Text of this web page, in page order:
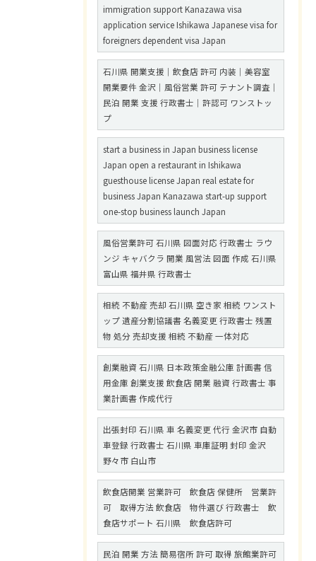
immigration support Kanazawa visa
application service Ishikawa Japanese visa for
foreigners dependent visa Japan
石川県 開業支援｜飲食店 許可 内装｜美容室
開業要件 金沢｜風俗営業 許可 テナント調査｜
民泊 開業 支援 行政書士｜許認可 ワンストッ
プ
start a business in Japan business license
Japan open a restaurant in Ishikawa
guesthouse license Japan real estate for
business Japan Kanazawa start-up support
one-stop business launch Japan
風俗営業許可 石川県 図面対応 行政書士 ラウ
ンジ キャバクラ 開業 風営法 図面 作成 石川県
富山県 福井県 行政書士
相続 不動産 売却 石川県 空き家 相続 ワンスト
ップ 遺産分割協議書 名義変更 行政書士 残置
物 処分 売却支援 相続 不動産 一体対応
創業融資 石川県 日本政策金融公庫 計画書 信
用金庫 創業支援 飲食店 開業 融資 行政書士 事
業計画書 作成代行
出張封印 石川県 車 名義変更 代行 金沢市 自動
車登録 行政書士 石川県 車庫証明 封印 金沢
野々市 白山市
飲食店開業 営業許可 飲食店 保健所 営業許
可 取得方法 飲食店 物件選び 行政書士 飲
食店サポート 石川県 飲食店許可
民泊 開業 方法 簡易宿所 許可 取得 旅館業許可